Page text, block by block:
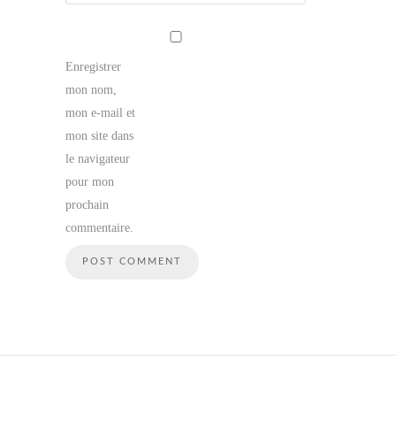
Enregistrer
mon nom,
mon e-mail et
mon site dans
le navigateur
pour mon
prochain
commentaire.